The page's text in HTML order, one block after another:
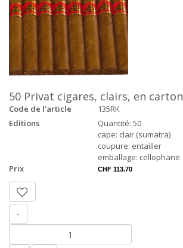
50 Privat cigares, clairs, en carton
Code de l'article
135RK
Editions
Quantité: 50
cape: clair (sumatra)
coupure: entailler
emballage: cellophane
Prix
CHF 113.70
-